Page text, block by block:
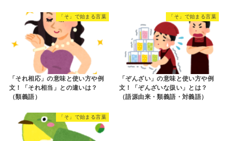
「そ」で始まる言葉
「それ相応」の意味と使い方や例
文！「それ相当」との違いは？
（類義語）
「そ」で始まる言葉
「ぞんざい」の意味と使い方や例
文！「ぞんざいな扱い」とは？
（語源由来・類義語・対義語）
「そ」で始まる言葉